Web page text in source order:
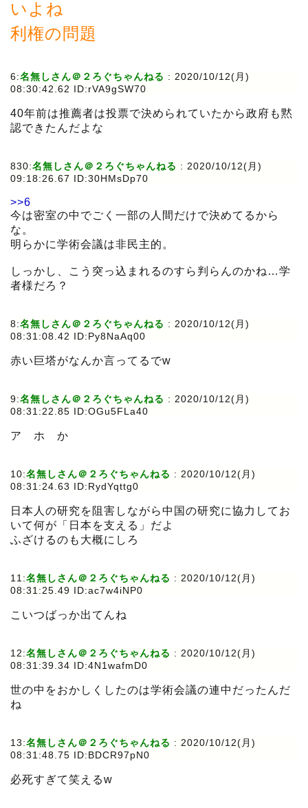
いよね
利権の問題
6:名無しさん＠２ろぐちゃんねる : 2020/10/12(月)
08:30:42.62 ID:rVA9gSW70
40年前は推薦者は投票で決められていたから政府も黙
認できたんだよな
830:名無しさん＠２ろぐちゃんねる : 2020/10/12(月)
09:18:26.67 ID:30HMsDp70
>>6
今は密室の中でごく一部の人間だけで決めてるから
な。
明らかに学術会議は非民主的。
しっかし、こう突っ込まれるのすら判らんのかね…学
者様だろ？
8:名無しさん＠２ろぐちゃんねる : 2020/10/12(月)
08:31:08.42 ID:Py8NaAq00
赤い巨塔がなんか言ってるでw
9:名無しさん＠２ろぐちゃんねる : 2020/10/12(月)
08:31:22.85 ID:OGu5FLa40
ア ホ か
10:名無しさん＠２ろぐちゃんねる : 2020/10/12(月)
08:31:24.63 ID:RydYqttg0
日本人の研究を阻害しながら中国の研究に協力してお
いて何が「日本を支える」だよ
ふざけるのも大概にしろ
11:名無しさん＠２ろぐちゃんねる : 2020/10/12(月)
08:31:25.49 ID:ac7w4iNP0
こいつばっか出てんね
12:名無しさん＠２ろぐちゃんねる : 2020/10/12(月)
08:31:39.34 ID:4N1wafmD0
世の中をおかしくしたのは学術会議の連中だったんだ
ね
13:名無しさん＠２ろぐちゃんねる : 2020/10/12(月)
08:31:48.75 ID:BDCR97pN0
必死すぎて笑えるw